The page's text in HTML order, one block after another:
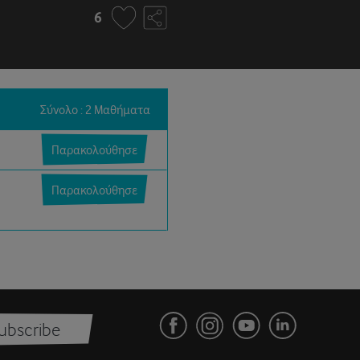
6
Σύνολο : 2 Μαθήματα
Παρακολούθησε
Παρακολούθησε